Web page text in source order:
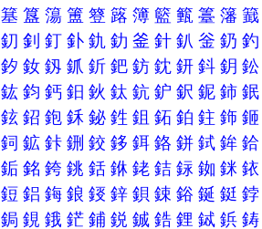
簊簋簜簠簦簬簿籃籈籉籓
釖釗釘釙釚釛釜針釟釡釢
釸釹釼釽釿鈀鈁鈂鈃鈄鈅
鈜鈞鈣鈤鈥鈦鈧鈩鈬鈮鈰
鉉鉊鉋鉌鉍鉎鉏鉐鉑鉒鉓
鉰鉱鉲鉶鉸鉹鉺鉻鉼鉽鉾
銗銘銙銚銛銝銠銡銢銣銤
鋀鋁鋂鋃鋄鋅鋇鋉鋊鋋鋌
鋦鋧鋨鋩鋪鋭鋮鋯鋰鋱鋲